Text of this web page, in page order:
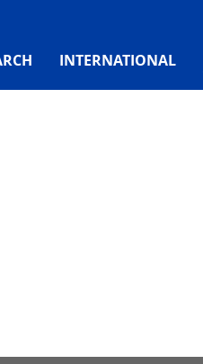
INTERNATIONAL